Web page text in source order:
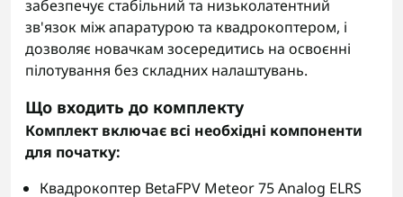
забезпечує стабільний та низьколатентний
зв'язок між апаратурою та квадрокоптером, і
дозволяє новачкам зосередитись на освоєнні
пілотування без складних налаштувань.
Що входить до комплекту
Комплект включає всі необхідні компоненти
для початку:
Квадрокоптер BetaFPV Meteor 75 Analog ELRS